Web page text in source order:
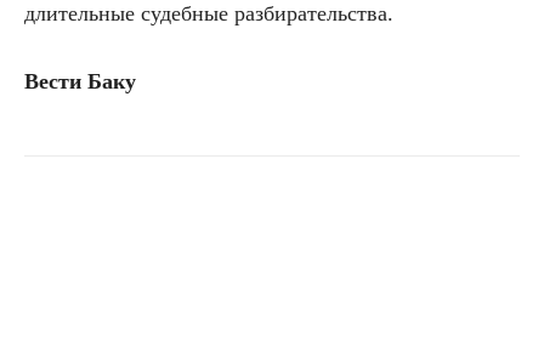
длительные судебные разбирательства.
Вести Баку